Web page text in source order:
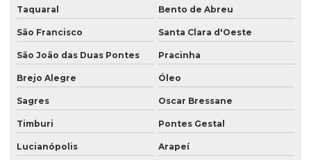
Taquaral Bento de Abreu
São Francisco Santa Clara d'Oeste
São João das Duas Pontes Pracinha
Brejo Alegre Óleo
Sagres Oscar Bressane
Timburi Pontes Gestal
Lucianópolis Arapeí